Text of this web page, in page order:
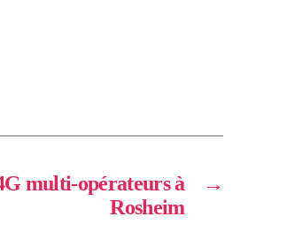
→
multi-opérateurs à
Rosheim